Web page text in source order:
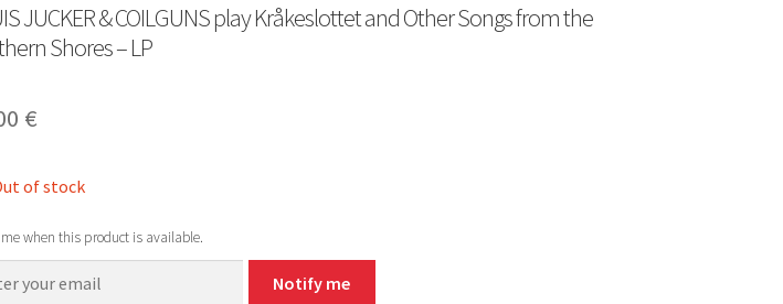
JUCKER & COILGUNS play Kråkeslottet and Other Songs from the
Shores – LP
€
of stock
when this product is available.
Notify me